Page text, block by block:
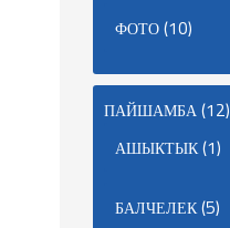
ФОТО(10)
ПАЙШАМБА(12)
АШЫКТЫК(1)
БАЛЧЕЛЕК(5)